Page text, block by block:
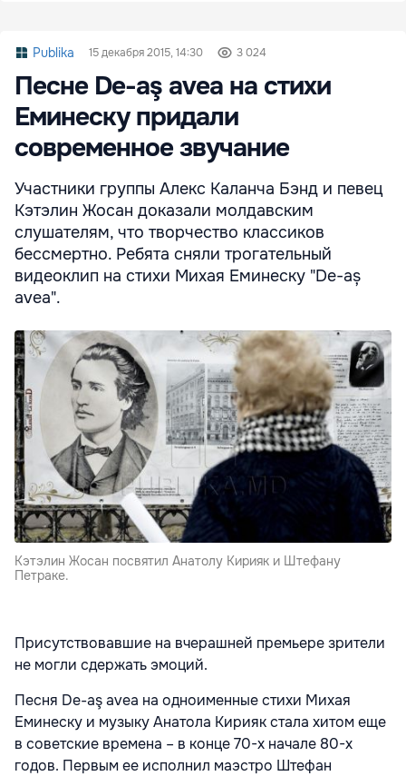
Publika 15 декабря 2015, 14:30 3 024
Песне De-aş avea на стихи
Еминеску придали
современное звучание
Участники группы Алекс Каланча Бэнд и певец
Кэтэлин Жосан доказали молдавским
слушателям, что творчество классиков
бессмертно. Ребята сняли трогательный
видеоклип на стихи Михая Еминеску "De-aș
avea".
Кэтэлин Жосан посвятил Анатолу Кирияк и Штефану
Петраке.
Присутствовавшие на вчерашней премьере зрители
не могли сдержать эмоций.
Песня De-aş avea на одноименные стихи Михая
Еминеску и музыку Анатола Кирияк стала хитом еще
в советские времена – в конце 70-х начале 80-х
годов. Первым ее исполнил маэстро Штефан